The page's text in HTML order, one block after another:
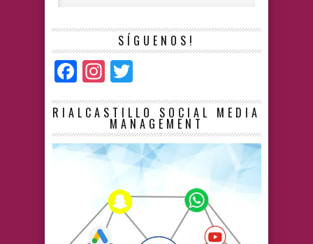
SÍGUENOS!
Facebook
Instagram
RIALCASTILLO SOCIAL MEDIA
MANAGEMENT